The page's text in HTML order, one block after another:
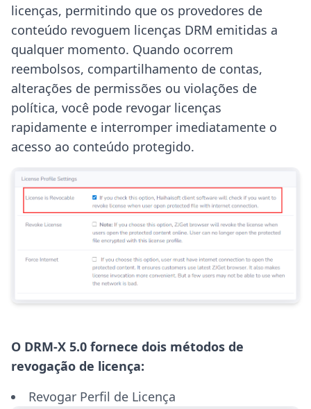
licenças, permitindo que os provedores de
conteúdo revoguem licenças DRM emitidas a
qualquer momento. Quando ocorrem
reembolsos, compartilhamento de contas,
alterações de permissões ou violações de
política, você pode revogar licenças
rapidamente e interromper imediatamente o
acesso ao conteúdo protegido.
O DRM-X 5.0 fornece dois métodos de
revogação de licença:
Revogar Perfil de Licença